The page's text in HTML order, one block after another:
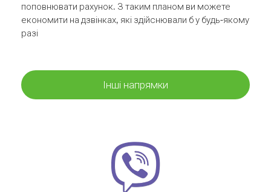
поповнювати рахунок. З таким планом ви можете
економити на дзвінках, які здійснювали б у будь-якому
разі
Інші напрямки